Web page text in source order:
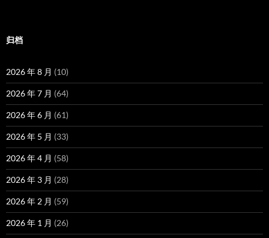
归档
2026 年 8 月 (10)
2026 年 7 月 (64)
2026 年 6 月 (61)
2026 年 5 月 (33)
2026 年 4 月 (58)
2026 年 3 月 (28)
2026 年 2 月 (59)
2026 年 1 月 (26)